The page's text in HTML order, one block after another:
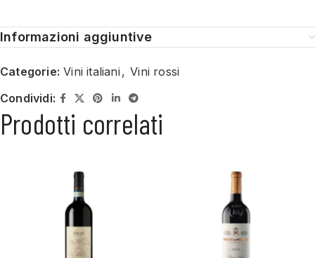
Informazioni aggiuntive
Categorie: Vini italiani , Vini rossi
Condividi:
Prodotti correlati